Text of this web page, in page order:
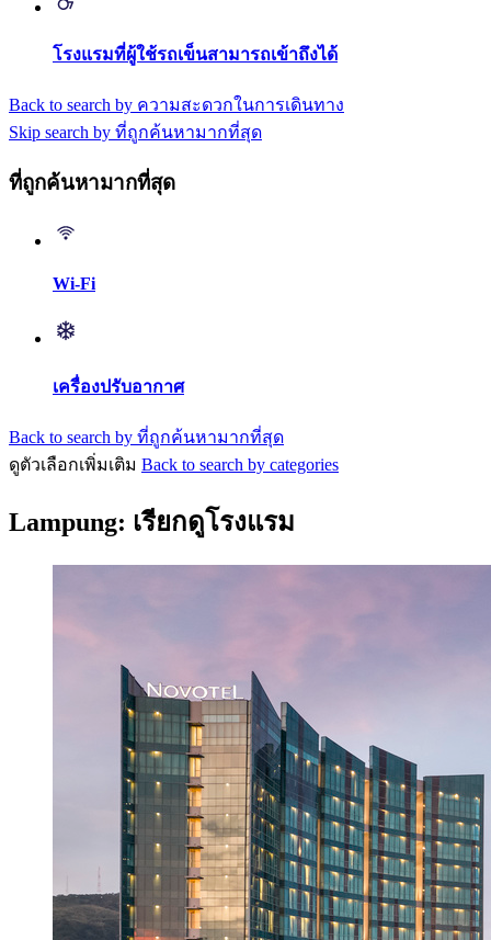
โรงแรมที่ผู้ใช้รถเข็นสามารถเข้าถึงได้
Back to search by ความสะดวกในการเดินทาง
Skip search by ที่ถูกค้นหามากที่สุด
ที่ถูกค้นหามากที่สุด
Wi-Fi
เครื่องปรับอากาศ
Back to search by ที่ถูกค้นหามากที่สุด
ดูตัวเลือกเพิ่มเติม Back to search by categories
Lampung: เรียกดูโรงแรม